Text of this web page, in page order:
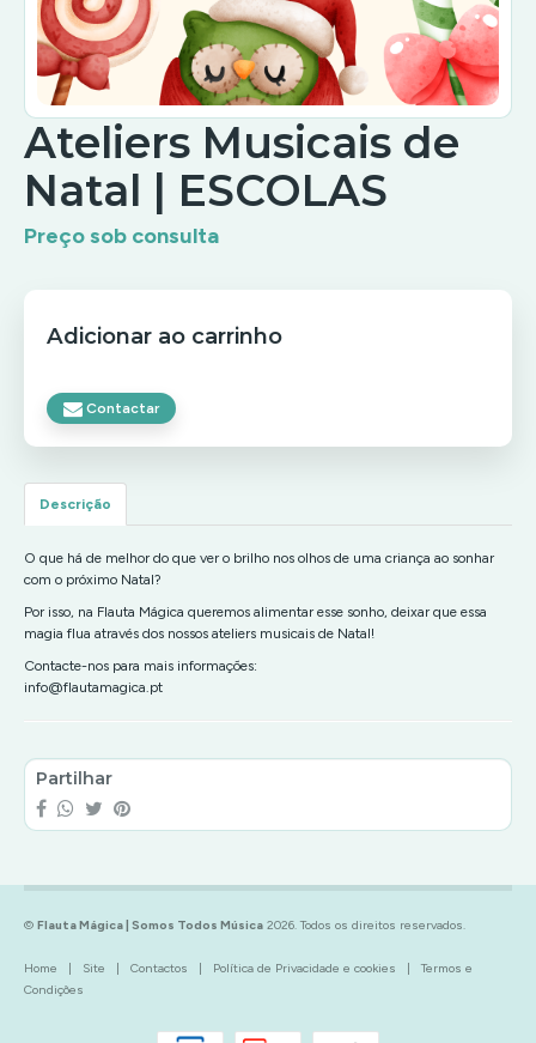
Ateliers Musicais de
Natal | ESCOLAS
Preço sob consulta
Adicionar ao carrinho
Contactar
Descrição
O que há de melhor do que ver o brilho nos olhos de uma criança ao sonhar
com o próximo Natal?
Por isso, na Flauta Mágica queremos alimentar esse sonho, deixar que essa
magia flua através dos nossos ateliers musicais de Natal!
Contacte-nos para mais informações:
info@flautamagica.pt
Partilhar
© Flauta Mágica | Somos Todos Música 2026. Todos os direitos reservados.
Home | Site | Contactos | Política de Privacidade e cookies | Termos e
Condições